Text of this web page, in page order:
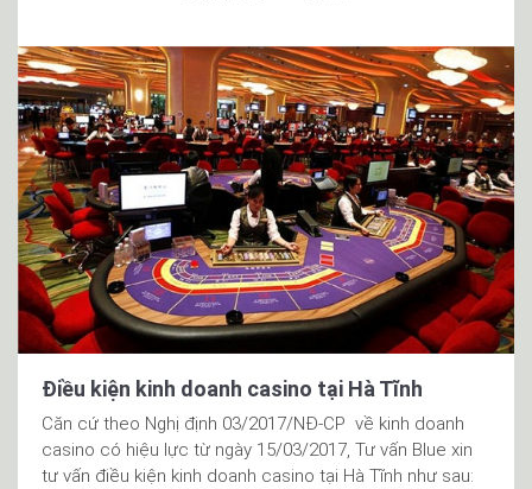
Điều kiện kinh doanh casino tại Hà Tĩnh
Căn cứ theo Nghị định 03/2017/NĐ-CP về kinh doanh
casino có hiệu lực từ ngày 15/03/2017, Tư vấn Blue xin
tư vấn điều kiện kinh doanh casino tại Hà Tĩnh như sau: